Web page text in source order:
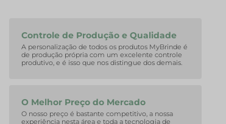
Controle de Produção e Qualidade
A personalização de todos os produtos MyBrinde é
de produção própria com um excelente controle
produtivo, e é isso que nos distingue dos demais.
O Melhor Preço do Mercado
O nosso preço é bastante competitivo, a nossa
experiência nesta área e toda a tecnologia de